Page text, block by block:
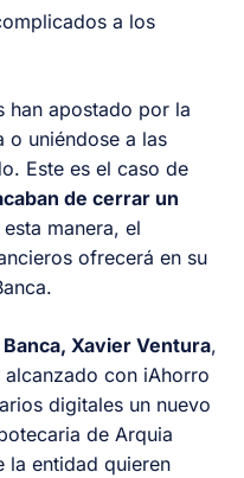
a los
han apostado por la
o uniéndose a las
Este es el caso de
de cerrar un
esta manera, el
ofrecerá en su
Xavier Ventura,
alcanzado con iAhorro
digitales un nuevo
de Arquia
la entidad quieren